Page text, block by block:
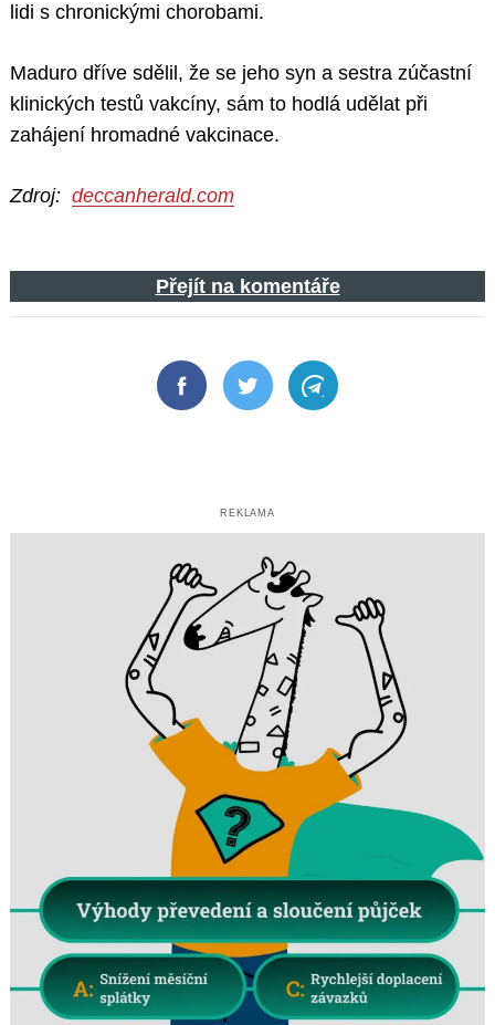
lidi s chronickými chorobami.
Maduro dříve sdělil, že se jeho syn a sestra zúčastní
klinických testů vakcíny, sám to hodlá udělat při
zahájení hromadné vakcinace.
Zdroj: deccanherald.com
Přejít na komentáře
FacebookTwitter Telegram
REKLAMA